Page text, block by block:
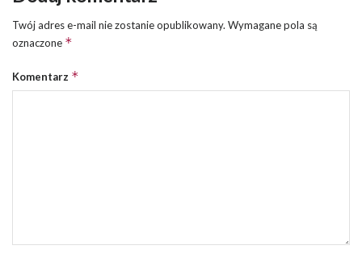
Twój adres e-mail nie zostanie opublikowany. Wymagane pola są
oznaczone *
Komentarz *